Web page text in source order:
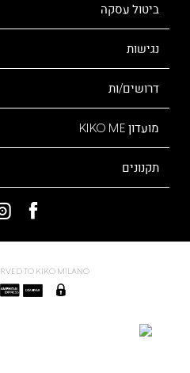
ביטול עסקה
נגישות
דרושים/ות
מועדון KIKO ME
תקנונים
TO KIKO MILANO